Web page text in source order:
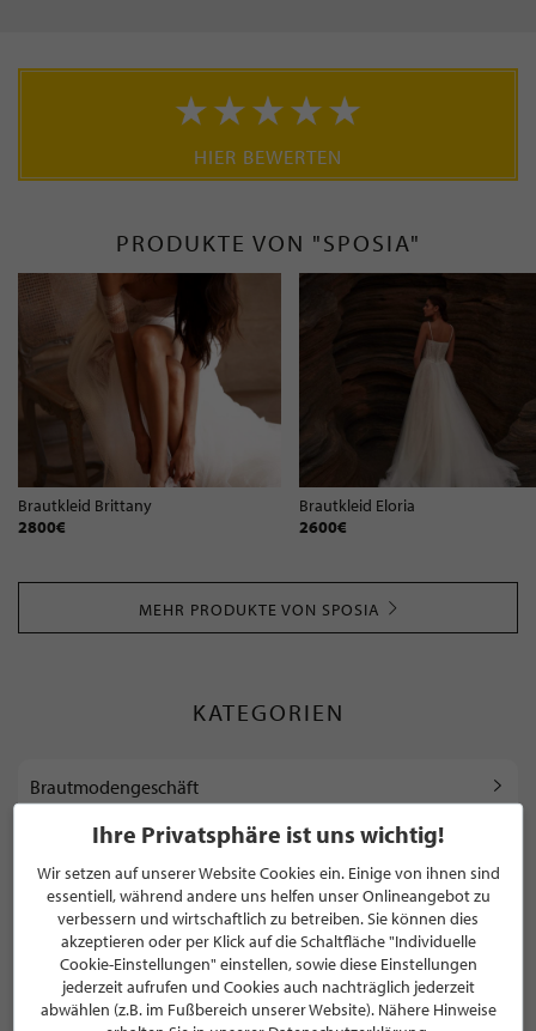
HIER BEWERTEN
PRODUKTE VON "SPOSIA"
Brautkleid Brittany
2800€
Brautkleid Eloria
2600€
MEHR PRODUKTE VON SPOSIA
KATEGORIEN
Brautmodengeschäft
Brautsalon
Brautkleider
Hochzeitskleid
Ihre Privatsphäre ist uns wichtig!
Wir setzen auf unserer Website Cookies ein. Einige von ihnen sind
essentiell, während andere uns helfen unser Onlineangebot zu
verbessern und wirtschaftlich zu betreiben. Sie können dies
akzeptieren oder per Klick auf die Schaltfläche "Individuelle
Cookie-Einstellungen" einstellen, sowie diese Einstellungen
jederzeit aufrufen und Cookies auch nachträglich jederzeit
abwählen (z.B. im Fußbereich unserer Website). Nähere Hinweise